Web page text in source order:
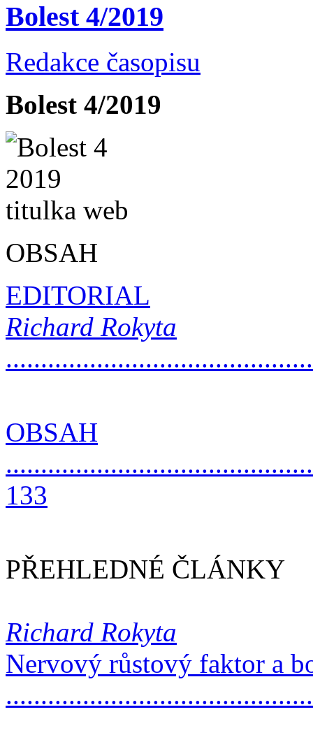
Bolest 4/2019
Redakce časopisu
Bolest 4/2019
OBSAH
EDITORIAL
Richard Rokyta
OBSAH
133
PŘEHLEDNÉ ČLÁNKY
Richard Rokyta
Nervový růstový faktor a